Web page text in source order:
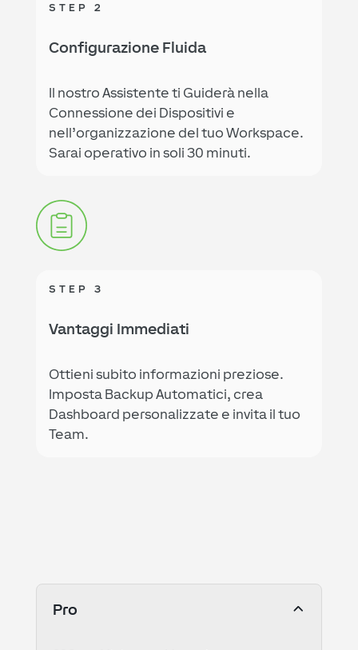
STEP 2
Configurazione Fluida
Il nostro Assistente ti Guiderà nella
Connessione dei Dispositivi e
nell’organizzazione del tuo Workspace.
Sarai operativo in soli 30 minuti.
STEP 3
Vantaggi Immediati
Ottieni subito informazioni preziose.
Imposta Backup Automatici, crea
Dashboard personalizzate e invita il tuo
Team.
Pro